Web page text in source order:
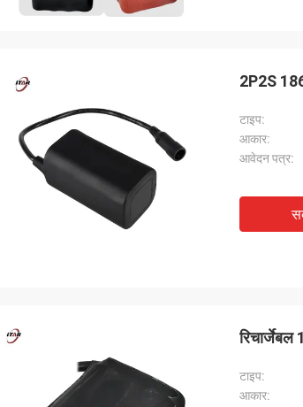
बहुत मिलनसार और अच्छी तरह से गोल कंपनी। उत्पाद
2P2S
टाइप:
आकार:
आवेदन पत्र:
टाइप:
आकार: